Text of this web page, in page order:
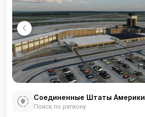
Соединенные Штаты Америки
Поиск по региону